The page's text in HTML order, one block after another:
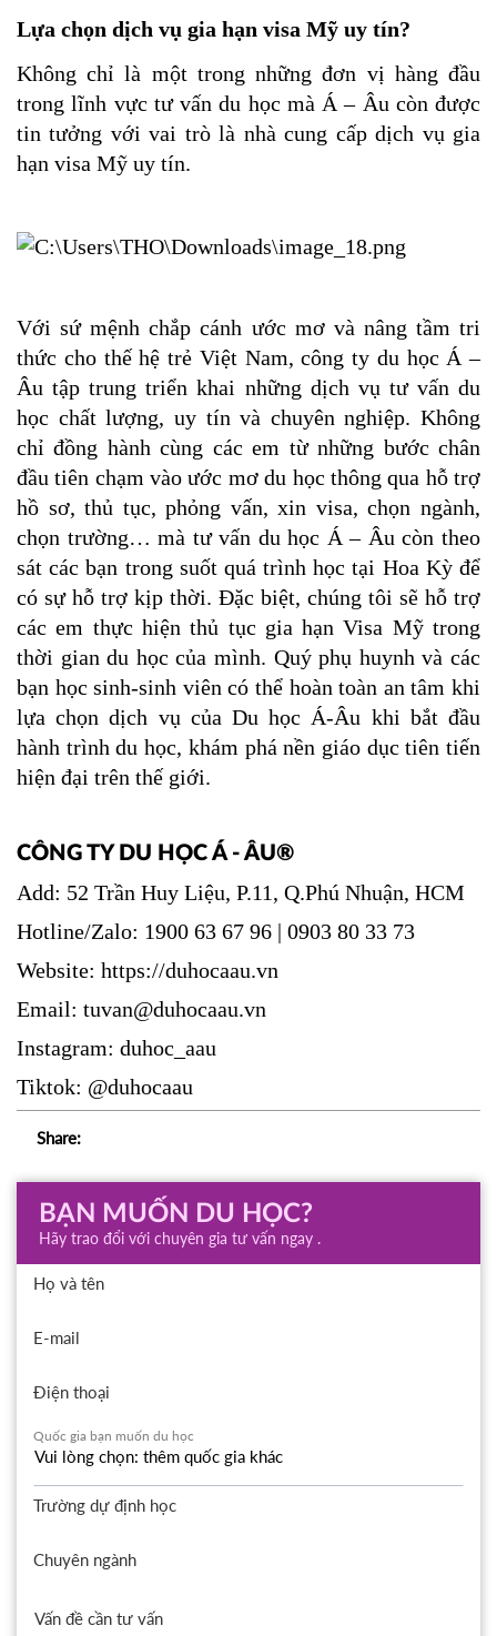
Lựa chọn dịch vụ gia hạn visa Mỹ uy tín?
Không chỉ là một trong những đơn vị hàng đầu
trong lĩnh vực tư vấn du học mà Á – Âu còn được
tin tưởng với vai trò là nhà cung cấp dịch vụ gia
hạn visa Mỹ uy tín.
Với sứ mệnh chắp cánh ước mơ và nâng tầm tri
thức cho thế hệ trẻ Việt Nam, công ty du học Á –
Âu tập trung triển khai những dịch vụ tư vấn du
học chất lượng, uy tín và chuyên nghiệp. Không
chỉ đồng hành cùng các em từ những bước chân
đầu tiên chạm vào ước mơ du học thông qua hỗ trợ
hồ sơ, thủ tục, phỏng vấn, xin visa, chọn ngành,
chọn trường… mà tư vấn du học Á – Âu còn theo
sát các bạn trong suốt quá trình học tại Hoa Kỳ để
có sự hỗ trợ kịp thời. Đặc biệt, chúng tôi sẽ hỗ trợ
các em thực hiện thủ tục gia hạn Visa Mỹ trong
thời gian du học của mình. Quý phụ huynh và các
bạn học sinh-sinh viên có thể hoàn toàn an tâm khi
lựa chọn dịch vụ của Du học Á-Âu khi bắt đầu
hành trình du học, khám phá nền giáo dục tiên tiến
hiện đại trên thế giới.
CÔNG TY DU HỌC Á - ÂU®
Add: 52 Trần Huy Liệu, P.11, Q.Phú Nhuận, HCM
Hotline/Zalo: 1900 63 67 96 | 0903 80 33 73
Website: https://duhocaau.vn
Email: tuvan@duhocaau.vn
Instagram: duhoc_aau
Tiktok: @duhocaau
Share:
BẠN MUỐN DU HỌC?
Hãy trao đổi với chuyên gia tư vấn ngay .
Họ và tên
E-mail
Điện thoại
Quốc gia bạn muốn du học
Trường dự định học
Chuyên ngành